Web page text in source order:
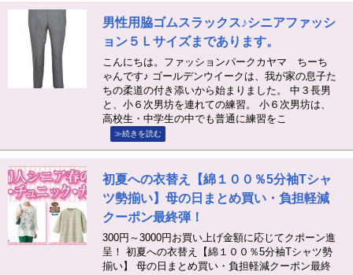
男性用脇ゴムスラックス♪シニアファッシ
ョン５Ｌサイズまであります。
こんにちは。ファッションパークカヤマ ちーち
ゃんです♪ ゴールデンウイークは、我が家の息子た
ちの柔道の付き添いから始まりました。 中３長男
と、小６次男坊を連れての練習。 小６次男坊は、
高校生・中学生の中でも普通に練習をこ
≫続きを読む
初夏への衣替え【綿１００％5分袖Tシャ
ツ勢揃い】母の日まとめ買い・負担軽減
クーポン最終弾！
300円～3000円お買い上げ金額に応じてクポーン進
呈！ 初夏への衣替え【綿１００％5分袖Tシャツ勢
揃い】 母の日まとめ買い・負担軽減クーポン最終